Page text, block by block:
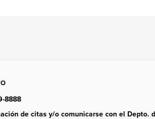
8888
de citas y/o comunicarse con el Depto.